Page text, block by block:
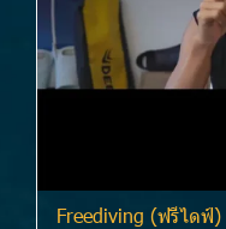
Freediving (ฟรีไดฟ์